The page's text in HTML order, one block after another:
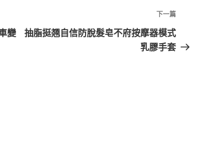
變
下
一
篇
下一篇
抽脂挺翘自信防脫髮皂不府按摩器模式
乳膠手套